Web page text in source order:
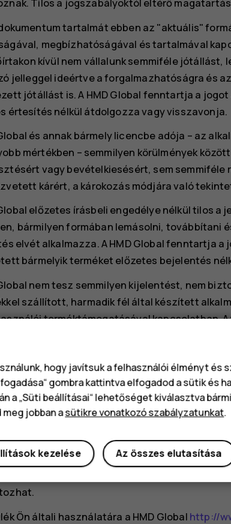
Tilos a jogszabályoktól eltérő
tartalmát ebben az "aktuális"
megbízhatóságával és tartalmával
kívül nem vállalunk semmiféle
jelleggel ideértve a forgalmazhatóságra és
jótállást is. A HMD Global fenntartja a
értesítés nélkül átdolgozza vagy visszavonja.
és annak bármely licencbe adója – az
mértékben – semmilyen körülmények
vagy bevételkiesésért, sem semmiféle
kárért, a károkozás módjára való
előzetes írásbeli engedélye nélkül tilos
bármilyen formában lemásolni, továbbítani
elvét alkalmazza. A HMD Global fenntartja a
bármelyik terméket előzetes bejelentés
nem tesz semmilyen kijelentést, nem
szállított, harmadik fél által készített
terméktámogatásával kapcsolatban.
a játékok, a zeneszámok és a videók
adat átvitelével járhat. A szolgáltató az
szolgáltatások és funkciók elérhetősége
és az elérhető nyelvi változatokról
szolgáltatások, funkciók és
kikötések és díjak vonatkozhatnak rájuk.
funkciók és egyéb termékinformációk
Ön általi használatára a HMD Global http://
hogy javítsuk a felhasználói élményt és
gombra kattintva elfogadod a sütik és
a „Süti beállításai“ lehetőséget kiválasztva
jobban asütikre vonatkozó szabályzatunkat.
Az összes elutasítása
kezelése